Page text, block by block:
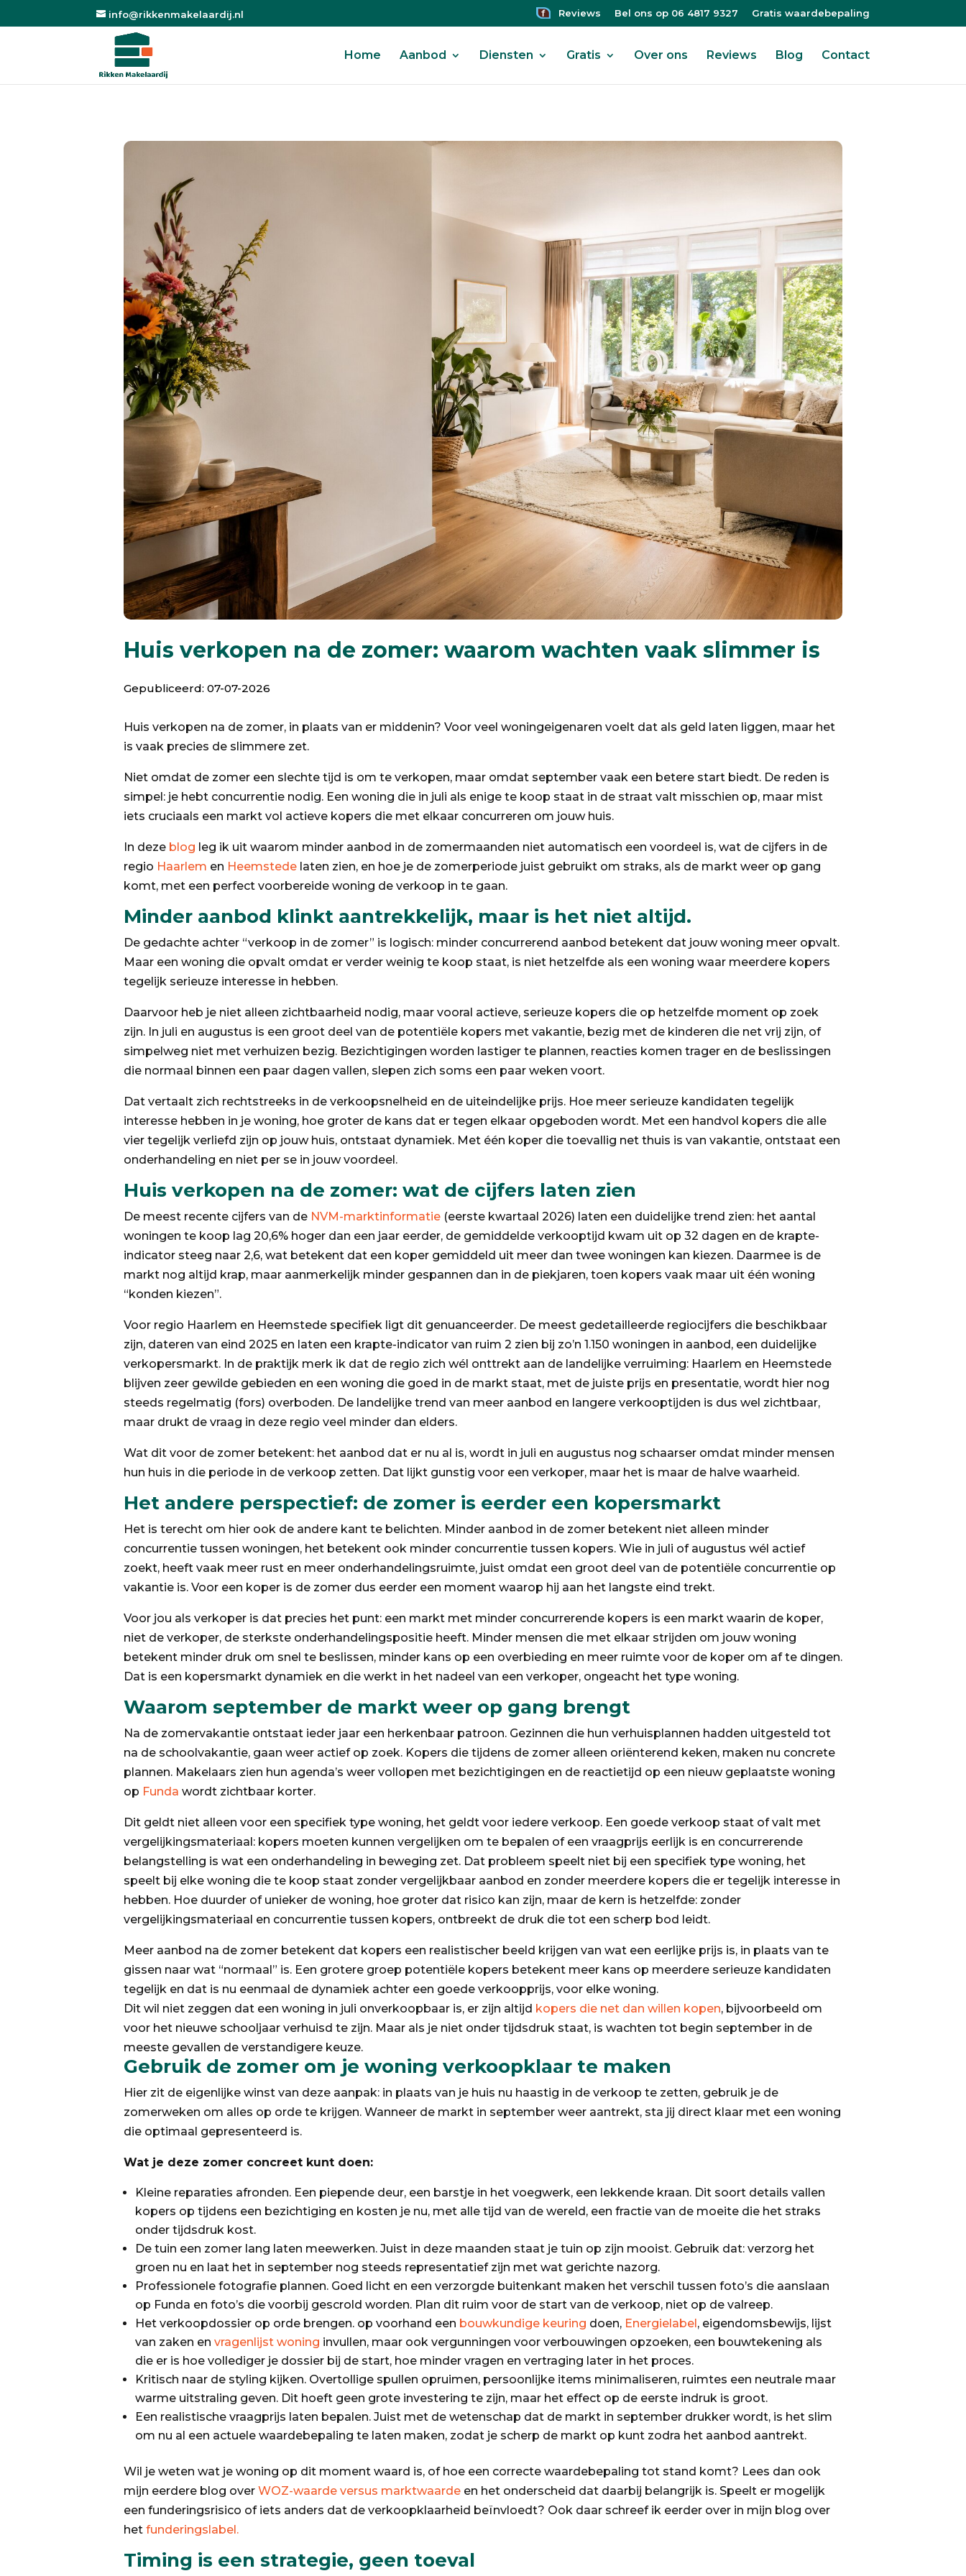
info@rikkenmakelaardij.nl Reviews Bel ons op 06 4817 9327 Gratis waardebepaling
Home Aanbod Diensten Gratis Over ons Reviews Blog Contact
Huis verkopen na de zomer: waarom wachten vaak slimmer is
Gepubliceerd: 07-07-2026
Huis verkopen na de zomer, in plaats van er middenin? Voor veel woningeigenaren voelt dat als geld laten liggen, maar het
is vaak precies de slimmere zet.
Niet omdat de zomer een slechte tijd is om te verkopen, maar omdat september vaak een betere start biedt. De reden is
simpel: je hebt concurrentie nodig. Een woning die in juli als enige te koop staat in de straat valt misschien op, maar mist
iets cruciaals een markt vol actieve kopers die met elkaar concurreren om jouw huis.
In deze blog leg ik uit waarom minder aanbod in de zomermaanden niet automatisch een voordeel is, wat de cijfers in de
regio Haarlem en Heemstede laten zien, en hoe je de zomerperiode juist gebruikt om straks, als de markt weer op gang
komt, met een perfect voorbereide woning de verkoop in te gaan.
Minder aanbod klinkt aantrekkelijk, maar is het niet altijd.
De gedachte achter “verkoop in de zomer” is logisch: minder concurrerend aanbod betekent dat jouw woning meer opvalt.
Maar een woning die opvalt omdat er verder weinig te koop staat, is niet hetzelfde als een woning waar meerdere kopers
tegelijk serieuze interesse in hebben.
Daarvoor heb je niet alleen zichtbaarheid nodig, maar vooral actieve, serieuze kopers die op hetzelfde moment op zoek
zijn. In juli en augustus is een groot deel van de potentiële kopers met vakantie, bezig met de kinderen die net vrij zijn, of
simpelweg niet met verhuizen bezig. Bezichtigingen worden lastiger te plannen, reacties komen trager en de beslissingen
die normaal binnen een paar dagen vallen, slepen zich soms een paar weken voort.
Dat vertaalt zich rechtstreeks in de verkoopsnelheid en de uiteindelijke prijs. Hoe meer serieuze kandidaten tegelijk
interesse hebben in je woning, hoe groter de kans dat er tegen elkaar opgeboden wordt. Met een handvol kopers die alle
vier tegelijk verliefd zijn op jouw huis, ontstaat dynamiek. Met één koper die toevallig net thuis is van vakantie, ontstaat een
onderhandeling en niet per se in jouw voordeel.
Huis verkopen na de zomer: wat de cijfers laten zien
De meest recente cijfers van de NVM-marktinformatie (eerste kwartaal 2026) laten een duidelijke trend zien: het aantal
woningen te koop lag 20,6% hoger dan een jaar eerder, de gemiddelde verkooptijd kwam uit op 32 dagen en de krapte-
indicator steeg naar 2,6, wat betekent dat een koper gemiddeld uit meer dan twee woningen kan kiezen. Daarmee is de
markt nog altijd krap, maar aanmerkelijk minder gespannen dan in de piekjaren, toen kopers vaak maar uit één woning
“konden kiezen”.
Voor regio Haarlem en Heemstede specifiek ligt dit genuanceerder. De meest gedetailleerde regiocijfers die beschikbaar
zijn, dateren van eind 2025 en laten een krapte-indicator van ruim 2 zien bij zo’n 1.150 woningen in aanbod, een duidelijke
verkopersmarkt. In de praktijk merk ik dat de regio zich wél onttrekt aan de landelijke verruiming: Haarlem en Heemstede
blijven zeer gewilde gebieden en een woning die goed in de markt staat, met de juiste prijs en presentatie, wordt hier nog
steeds regelmatig (fors) overboden. De landelijke trend van meer aanbod en langere verkooptijden is dus wel zichtbaar,
maar drukt de vraag in deze regio veel minder dan elders.
Wat dit voor de zomer betekent: het aanbod dat er nu al is, wordt in juli en augustus nog schaarser omdat minder mensen
hun huis in die periode in de verkoop zetten. Dat lijkt gunstig voor een verkoper, maar het is maar de halve waarheid.
Het andere perspectief: de zomer is eerder een kopersmarkt
Het is terecht om hier ook de andere kant te belichten. Minder aanbod in de zomer betekent niet alleen minder
concurrentie tussen woningen, het betekent ook minder concurrentie tussen kopers. Wie in juli of augustus wél actief
zoekt, heeft vaak meer rust en meer onderhandelingsruimte, juist omdat een groot deel van de potentiële concurrentie op
vakantie is. Voor een koper is de zomer dus eerder een moment waarop hij aan het langste eind trekt.
Voor jou als verkoper is dat precies het punt: een markt met minder concurrerende kopers is een markt waarin de koper,
niet de verkoper, de sterkste onderhandelingspositie heeft. Minder mensen die met elkaar strijden om jouw woning
betekent minder druk om snel te beslissen, minder kans op een overbieding en meer ruimte voor de koper om af te dingen.
Dat is een kopersmarkt dynamiek en die werkt in het nadeel van een verkoper, ongeacht het type woning.
Waarom september de markt weer op gang brengt
Na de zomervakantie ontstaat ieder jaar een herkenbaar patroon. Gezinnen die hun verhuisplannen hadden uitgesteld tot
na de schoolvakantie, gaan weer actief op zoek. Kopers die tijdens de zomer alleen oriënterend keken, maken nu concrete
plannen. Makelaars zien hun agenda’s weer vollopen met bezichtigingen en de reactietijd op een nieuw geplaatste woning
op Funda wordt zichtbaar korter.
Dit geldt niet alleen voor een specifiek type woning, het geldt voor iedere verkoop. Een goede verkoop staat of valt met
vergelijkingsmateriaal: kopers moeten kunnen vergelijken om te bepalen of een vraagprijs eerlijk is en concurrerende
belangstelling is wat een onderhandeling in beweging zet. Dat probleem speelt niet bij een specifiek type woning, het
speelt bij elke woning die te koop staat zonder vergelijkbaar aanbod en zonder meerdere kopers die er tegelijk interesse in
hebben. Hoe duurder of unieker de woning, hoe groter dat risico kan zijn, maar de kern is hetzelfde: zonder
vergelijkingsmateriaal en concurrentie tussen kopers, ontbreekt de druk die tot een scherp bod leidt.
Meer aanbod na de zomer betekent dat kopers een realistischer beeld krijgen van wat een eerlijke prijs is, in plaats van te
gissen naar wat “normaal” is. Een grotere groep potentiële kopers betekent meer kans op meerdere serieuze kandidaten
tegelijk en dat is nu eenmaal de dynamiek achter een goede verkoopprijs, voor elke woning.
Dit wil niet zeggen dat een woning in juli onverkoopbaar is, er zijn altijd kopers die net dan willen kopen, bijvoorbeeld om
voor het nieuwe schooljaar verhuisd te zijn. Maar als je niet onder tijdsdruk staat, is wachten tot begin september in de
meeste gevallen de verstandigere keuze.
Gebruik de zomer om je woning verkoopklaar te maken
Hier zit de eigenlijke winst van deze aanpak: in plaats van je huis nu haastig in de verkoop te zetten, gebruik je de
zomerweken om alles op orde te krijgen. Wanneer de markt in september weer aantrekt, sta jij direct klaar met een woning
die optimaal gepresenteerd is.
Wat je deze zomer concreet kunt doen:
Kleine reparaties afronden. Een piepende deur, een barstje in het voegwerk, een lekkende kraan. Dit soort details vallen
kopers op tijdens een bezichtiging en kosten je nu, met alle tijd van de wereld, een fractie van de moeite die het straks
onder tijdsdruk kost.
De tuin een zomer lang laten meewerken. Juist in deze maanden staat je tuin op zijn mooist. Gebruik dat: verzorg het
groen nu en laat het in september nog steeds representatief zijn met wat gerichte nazorg.
Professionele fotografie plannen. Goed licht en een verzorgde buitenkant maken het verschil tussen foto’s die aanslaan
op Funda en foto’s die voorbij gescrold worden. Plan dit ruim voor de start van de verkoop, niet op de valreep.
Het verkoopdossier op orde brengen. op voorhand een bouwkundige keuring doen, Energielabel , eigendomsbewijs, lijst
van zaken en vragenlijst woning invullen, maar ook vergunningen voor verbouwingen opzoeken, een bouwtekening als
die er is hoe vollediger je dossier bij de start, hoe minder vragen en vertraging later in het proces.
Kritisch naar de styling kijken. Overtollige spullen opruimen, persoonlijke items minimaliseren, ruimtes een neutrale maar
warme uitstraling geven. Dit hoeft geen grote investering te zijn, maar het effect op de eerste indruk is groot.
Een realistische vraagprijs laten bepalen. Juist met de wetenschap dat de markt in september drukker wordt, is het slim
om nu al een actuele waardebepaling te laten maken, zodat je scherp de markt op kunt zodra het aanbod aantrekt.
Wil je weten wat je woning op dit moment waard is, of hoe een correcte waardebepaling tot stand komt? Lees dan ook
mijn eerdere blog over WOZ-waarde versus marktwaarde en het onderscheid dat daarbij belangrijk is. Speelt er mogelijk
een funderingsrisico of iets anders dat de verkoopklaarheid beïnvloedt? Ook daar schreef ik eerder over in mijn blog over
het funderingslabel.
Timing is een strategie, geen toeval